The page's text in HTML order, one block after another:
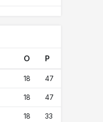
O P
18 47
18 47
18 33